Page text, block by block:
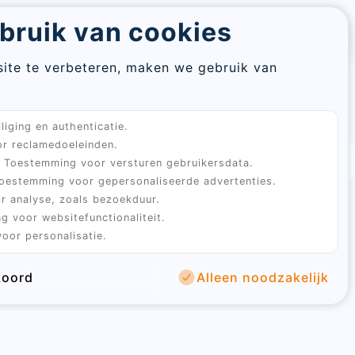
van cookies
te verbeteren, maken we gebruik van
en authenticatie.
reclamedoeleinden.
Toestemming voor versturen gebruikersdata.
voor gepersonaliseerde advertenties.
analyse, zoals bezoekduur.
voor websitefunctionaliteit.
personalisatie.
Alleen noodzakelijk
Aanmelden
tot 5 werkdagen 4.9 uit 100+ beoordelingen
de BoGi Ei-verzenddoos!
Met de BoGi Ei-verzenddoos komen je eieren
Sluiten
Sign
in
Sluiten
te bevestigen.